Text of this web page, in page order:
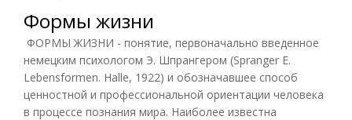
Формы жизни
ФОРМЫ ЖИЗНИ - понятие, первоначально введенное
немецким психологом Э. Шпрангером (Spranger Е.
Lebensformen. Halle, 1922) и обозначавшее способ
ценностной и профессиональной ориентации человека
в процессе познания мира. Наиболее известна